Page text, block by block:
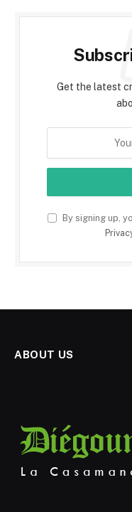
Get the latest
By signing up,
ABOUT US